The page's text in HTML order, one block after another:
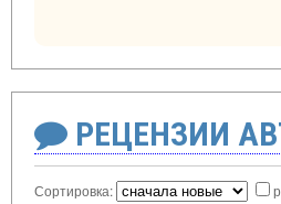
РЕЦЕНЗИИ
Сортировка: